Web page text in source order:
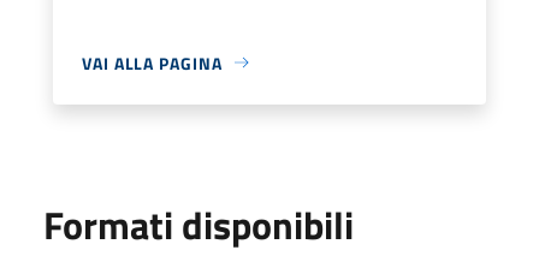
VAI ALLA PAGINA
Formati disponibili